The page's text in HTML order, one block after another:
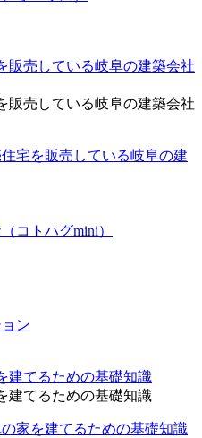
販売している岐阜の建築会社
販売している岐阜の建築会社
宅を販売している岐阜の建
コトハグmini）
ン
建てるための基礎知識
建てるための基礎知識
家を建てるための基礎知識